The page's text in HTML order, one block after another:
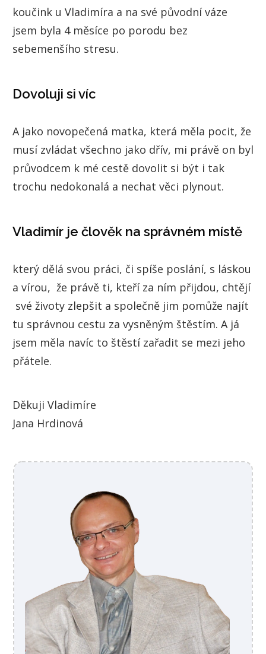
koučink u Vladimíra a na své původní váze
jsem byla 4 měsíce po porodu bez
sebemenšího stresu.
Dovoluji si víc
A jako novopečená matka, která měla pocit, že
musí zvládat všechno jako dřív, mi právě on byl
průvodcem k mé cestě dovolit si být i tak
trochu nedokonalá a nechat věci plynout.
Vladimír je člověk na správném místě
který dělá svou práci, či spíše poslání, s láskou
a vírou, že právě ti, kteří za ním přijdou, chtějí
své životy zlepšit a společně jim pomůže najít
tu správnou cestu za vysněným štěstím. A já
jsem měla navíc to štěstí zařadit se mezi jeho
přátele.
Děkuji Vladimíre
Jana Hrdinová